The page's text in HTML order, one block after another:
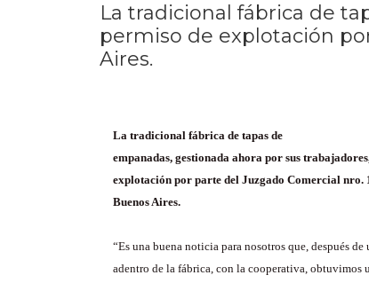
La tradicional fábrica de
permiso de explotación
Aires.
La tradicional fábrica de tapas de
empanadas, gestionada ahora por sus
explotación por parte del Juzgado Comercial nro.
Buenos Aires.
“Es una buena noticia para nosotros que, después
adentro de la fábrica, con la cooperativa, obtuvimos